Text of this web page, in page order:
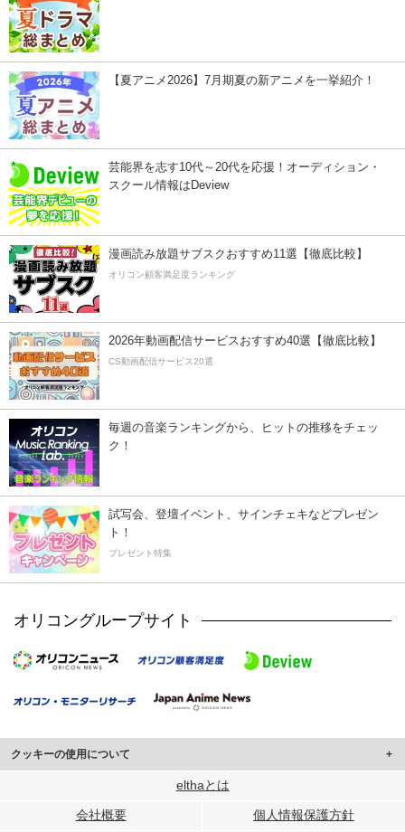
【夏アニメ2026】7月期夏の新アニメを一挙紹介！
芸能界を志す10代～20代を応援！オーディション・
スクール情報はDeview
漫画読み放題サブスクおすすめ11選【徹底比較】
オリコン顧客満足度ランキング
2026年動画配信サービスおすすめ40選【徹底比較】
CS動画配信サービス20選
毎週の音楽ランキングから、ヒットの推移をチェッ
ク！
試写会、登壇イベント、サインチェキなどプレゼン
ト！
プレゼント特集
オリコングループサイト
クッキーの使用について
このサイトでは Cookie を使用して、ユーザーに合わせたコンテンツや広告の
行っています。
elthaとは
会社概要 個人情報保護方針